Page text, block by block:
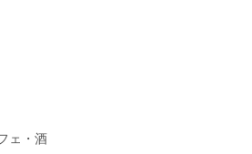
ェ・酒